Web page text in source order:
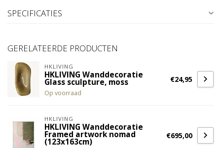
SPECIFICATIES
GERELATEERDE PRODUCTEN
HKLIVING
HKLIVING Wanddecoratie
Glass sculpture, moss
Op voorraad
€24,95
HKLIVING
HKLIVING Wanddecoratie
Framed artwork nomad
(123x163cm)
€695,00